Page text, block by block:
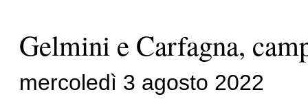
Gelmini e Carfagna,
mercoledì 3 agosto 2022